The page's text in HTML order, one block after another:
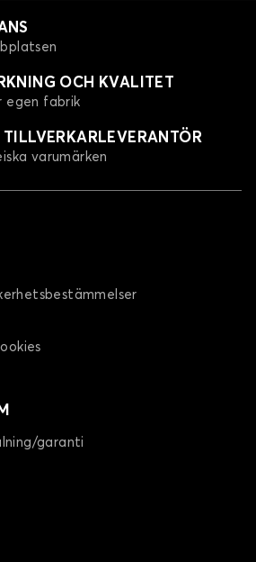
OCH KVALITET
egen fabrik
varumärken
garanti